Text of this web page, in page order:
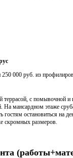
000 руб. из
с помывочной
мансардном этаже
гостям остановиться на
скромных размеров.